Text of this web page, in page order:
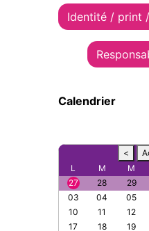
Identité / print
Calendrier
<
L
M M
27
28 29
03
04 05
10
11 12
17
18 19